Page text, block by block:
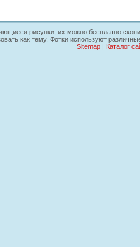
рисунки, их можно бесплатно
как тему. Фотки используют
Sitemap| Каталог